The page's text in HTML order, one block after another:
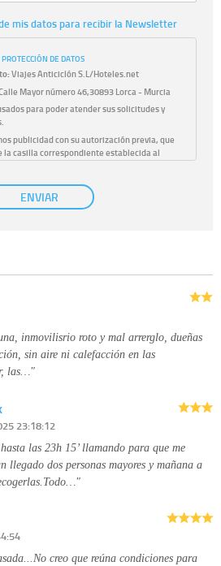
mis datos para recibir la Newsletter
DE DATOS
Viajes Anticiclón S.L/Hoteles.net
Mayor número 46,30893 Lorca - Murcia
para poder atender sus solicitudes y
publicidad con su autorización previa, que
casilla correspondiente establecida al
sus datos con su consentimiento
mediante la casilla correspondiente
qué información tenemos sobre usted,
web.
ENVIAR
inmovilisrio roto y mal arrerglo, dueñas
sin aire ni calefacción en las
las…"
23:18:12
las 23h 15’ llamando para que me
llegado dos personas mayores y mañana a
creo que reúna condiciones para